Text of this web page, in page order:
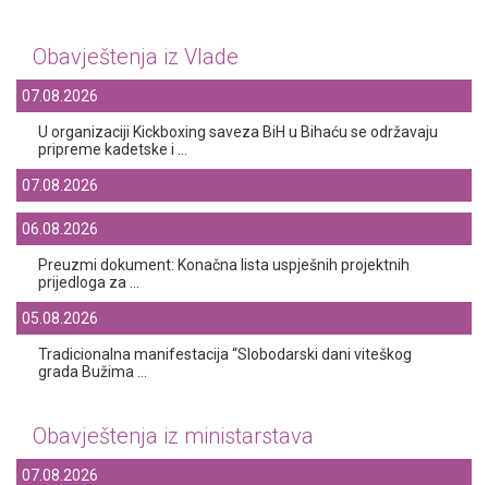
Obavještenja iz Vlade
07.08.2026
U organizaciji Kickboxing saveza BiH u Bihaću se održavaju
pripreme kadetske i ...
07.08.2026
06.08.2026
Preuzmi dokument: Konačna lista uspješnih projektnih
prijedloga za ...
05.08.2026
Tradicionalna manifestacija “Slobodarski dani viteškog
grada Bužima ...
Obavještenja iz ministarstava
07.08.2026